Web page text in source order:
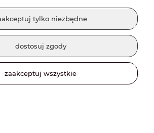
tylko niezbędne
dostosuj zgody
zaakceptuj wszystkie